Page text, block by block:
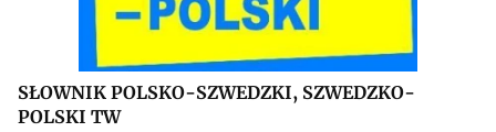
SŁOWNIK POLSKO-SZWEDZKI, SZWEDZKO-
POLSKI TW